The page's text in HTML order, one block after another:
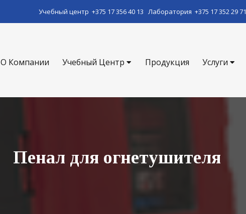
Учебный центр +375 17 356 40 13 Лаборатория +375 17 352 29 71
О Компании Учебный Центр Продукция Услуги
Пенал для огнетушителя